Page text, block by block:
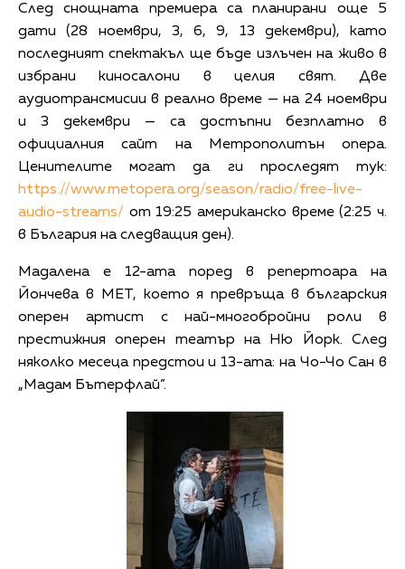
След снощната премиера са планирани още 5
дати (28 ноември, 3, 6, 9, 13 декември), като
последният спектакъл ще бъде излъчен на живо в
избрани киносалони в целия свят. Две
аудиотрансмисии в реално време — на 24 ноември
и 3 декември — са достъпни безплатно в
официалния сайт на Метрополитън опера.
Ценителите могат да ги проследят тук:
https://www.metopera.org/season/radio/free-live-
audio-streams/ от 19:25 американско време (2:25 ч.
в България на следващия ден).
Мадалена е 12-ата поред в репертоара на
Йончева в МЕТ, което я превръща в българския
оперен артист с най-многобройни роли в
престижния оперен театър на Ню Йорк. След
няколко месеца предстои и 13-ата: на Чо-Чо Сан в
„Мадам Бътерфлай”.